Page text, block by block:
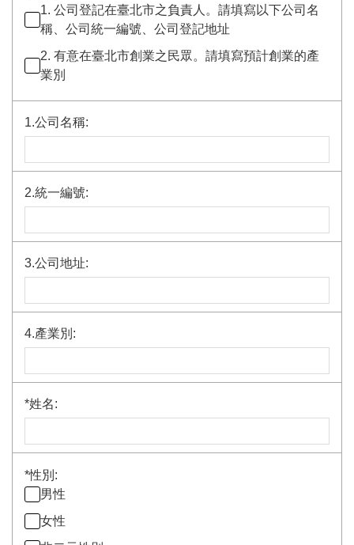
1. 公司登記在臺北市之負責人。請填寫以下公司名
稱、公司統一編號、公司登記地址
2. 有意在臺北市創業之民眾。請填寫預計創業的產
業別
1.公司名稱:
2.統一編號:
3.公司地址:
4.產業別:
*姓名:
*性別:
男性
女性